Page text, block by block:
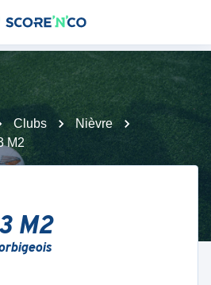
Clubs
Nièvre
M2
M2